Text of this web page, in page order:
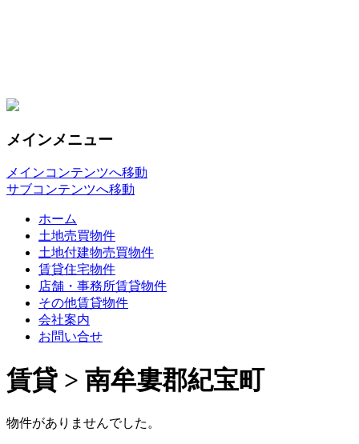
下地ハウジングHP
メインメニュー
メインコンテンツへ移動
サブコンテンツへ移動
ホーム
土地売買物件
土地付建物売買物件
賃貸住宅物件
店舗・事務所賃貸物件
その他賃貸物件
会社案内
お問い合せ
賃貸 > 南牟婁郡紀宝町
物件がありませんでした。